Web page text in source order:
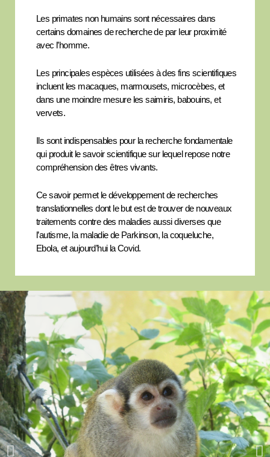
Les primates non humains sont nécessaires dans
certains domaines de recherche de par leur proximité
avec l’homme.
Les principales espèces utilisées à des fins scientifiques
incluent les macaques, marmousets, microcèbes, et
dans une moindre mesure les saimiris, babouins, et
vervets.
Ils sont indispensables pour la recherche fondamentale
qui produit le savoir scientifique sur lequel repose notre
compréhension des êtres vivants.
Ce savoir permet le développement de recherches
translationnelles dont le but est de trouver de nouveaux
traitements contre des maladies aussi diverses que
l’autisme, la maladie de Parkinson, la coqueluche,
Ebola, et aujourd’hui la Covid.